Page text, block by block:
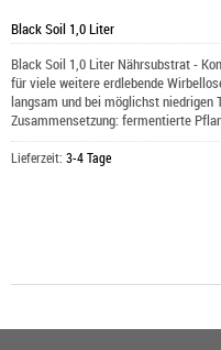
Black Soil 1,0 Liter
Black Soil 1,0 Liter Nährsubstrat -
für viele weitere erdlebende
langsam und bei möglichst niedrigen
Zusammensetzung: fermentierte
Lieferzeit: 3-4 Tage